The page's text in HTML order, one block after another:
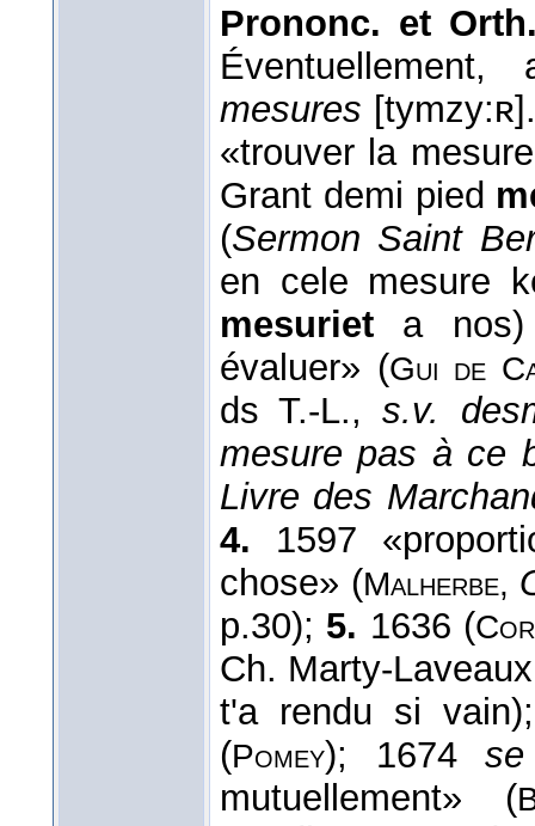
Prononc. et
mesures
«trouver la
Grant demi pied
(Sermon Saint
en cele mesure
mesuriet a
évaluer» (Gui de
ds T.-L.,s.v.
mesure pas à ce
Livre des
4. 1597
chose» (Malherbe,
p.30); 5. 1636 (
Ch. Marty-
t'a rendu si
(Pomey); 1674
mutuellement» (